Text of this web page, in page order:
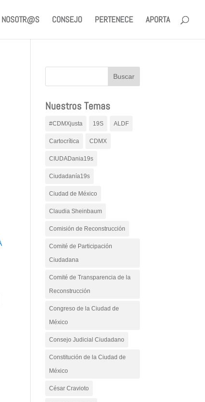
NOSOTR@S CONSEJO PERTENECE APORTA
Nuestros Temas
#CDMXjusta 19S ALDF
Cartocrítica CDMX
CIUDADania19s
Ciudadanía19s
Ciudad de México
Claudia Sheinbaum
Comisión de Reconstrucción
Comité de Participación
Ciudadana
Comité de Transparencia de la
Reconstrucción
Congreso de la Ciudad de
México
Consejo Judicial Ciudadano
Constitución de la Ciudad de
México
César Cravioto